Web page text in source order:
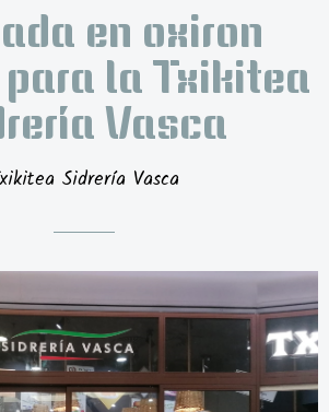
en oxiron
la Txikitea
Vasca
Sidrería Vasca